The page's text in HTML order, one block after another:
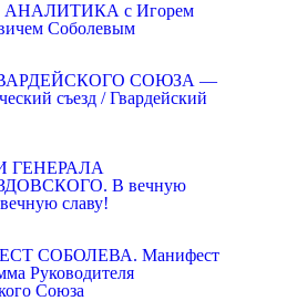
с Игорем
Соболевым
СОЮЗА —
съезд / Гвардейский
ГЕНЕРАЛА
В вечную
славу!
СОБОЛЕВА. Манифест
Руководителя
Союза